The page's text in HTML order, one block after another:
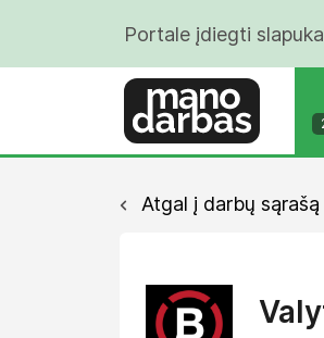
Portale įdiegti
Atgal į darbų sąrašą